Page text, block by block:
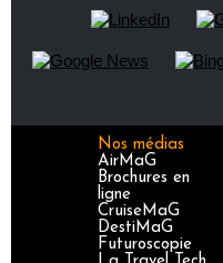
Nos médias
AirMaG
Brochures en
ligne
CruiseMaG
DestiMaG
Futuroscopie